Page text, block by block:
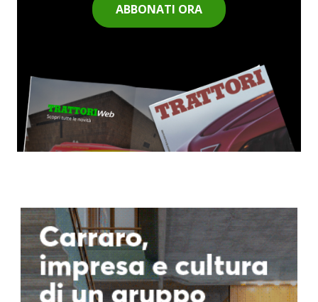
ABBONATI ORA